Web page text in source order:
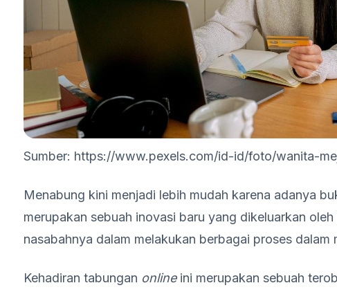
Sumber: https://www.pexels.com/id-id/foto/wanita-
Menabung kini menjadi lebih mudah karena adanya
merupakan sebuah inovasi baru yang dikeluarkan
nasabahnya dalam melakukan berbagai proses
Kehadiran tabungan onlineini merupakan sebuah